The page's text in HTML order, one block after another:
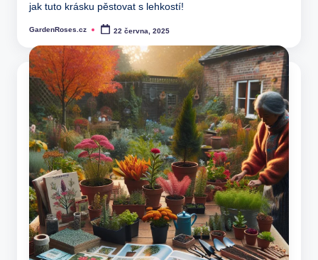
jak tuto krásku pěstovat s lehkostí!
Posted
GardenRoses.cz 22 června, 2025